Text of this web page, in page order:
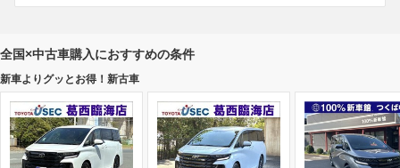
全国×中古車購入におすすめの条件
新車よりグッとお得！新古車